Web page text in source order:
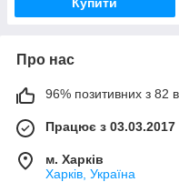
Про нас
96% позитивних з 82
Працює з 03.03.2017
м. Харків
Харків, Україна